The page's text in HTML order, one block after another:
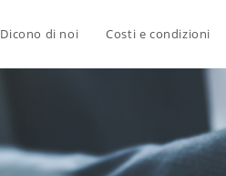
Dicono di noi Costi e condizioni